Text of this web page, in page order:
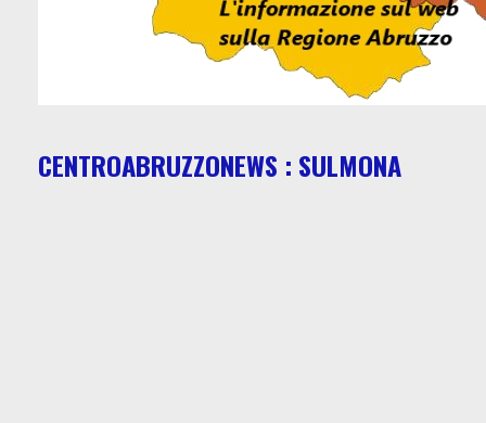
CENTROABRUZZONEWS : SULMONA